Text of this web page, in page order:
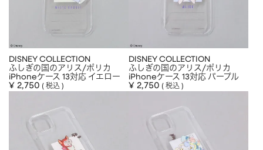
DISNEY COLLECTION
ふしぎの国のアリス/ポリカ
iPhoneケース 13対応 イエロー
¥ 2,750 税込
DISNEY COLLECTION
ふしぎの国のアリス/ポリカ
iPhoneケース 13対応 パープル
¥ 2,750 税込